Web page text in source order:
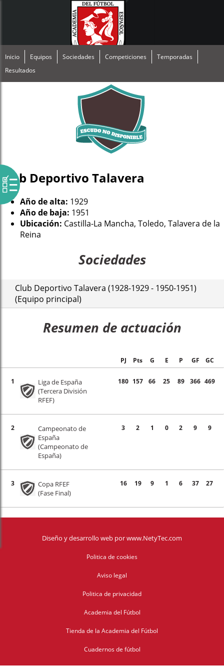
Inicio Equipos Sociedades Competiciones
Temporadas
Resultados
Club Deportivo Talavera
Año de alta: 1929
Año de baja: 1951
Ubicación: Castilla-La Mancha, Toledo, Talavera de la
Reina
Sociedades
Club Deportivo Talavera (1928-1929 - 1950-1951)
(Equipo principal)
Resumen de actuación
PJ Pts G E P GF GC
1
Liga de España
(Tercera División
RFEF)
180 157 66 25 89 366 469
2
Campeonato de
España
(Campeonato de
España)
3 2 1 0 2 9 9
3
Copa RFEF
(Fase Final)
16 19 9 1 6 37 27
Diseño y desarrollo web porwww.NetyTec.com
Politica de cookies
Aviso legal
Politica de privacidad
Academia del Fútbol
Tienda de la Academia del Fútbol
Cuadernos de fútbol